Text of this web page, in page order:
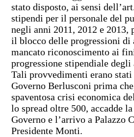
stato disposto, ai sensi
stipendi per il personale del
negli anni 2011, 2012 e 2013,
il blocco delle progressioni di
mancato riconoscimento ai
progressione stipendiale degli
Tali provvedimenti erano stati
Governo Berlusconi prima
spaventosa crisi economica
lo spread oltre 500, accadde
Governo e l’arrivo a Palazzo
Presidente Monti.